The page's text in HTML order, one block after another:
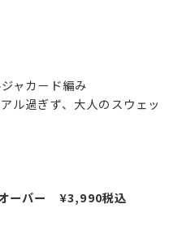
ャカード編み
ル過ぎず、大人のスウェッ
オーバー ¥3,990税込